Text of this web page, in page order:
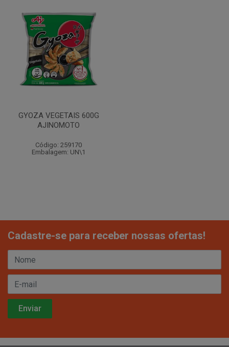
GYOZA VEGETAIS 600G
AJINOMOTO
Código: 259170
Embalagem: UN\1
Cadastre-se para receber nossas ofertas!